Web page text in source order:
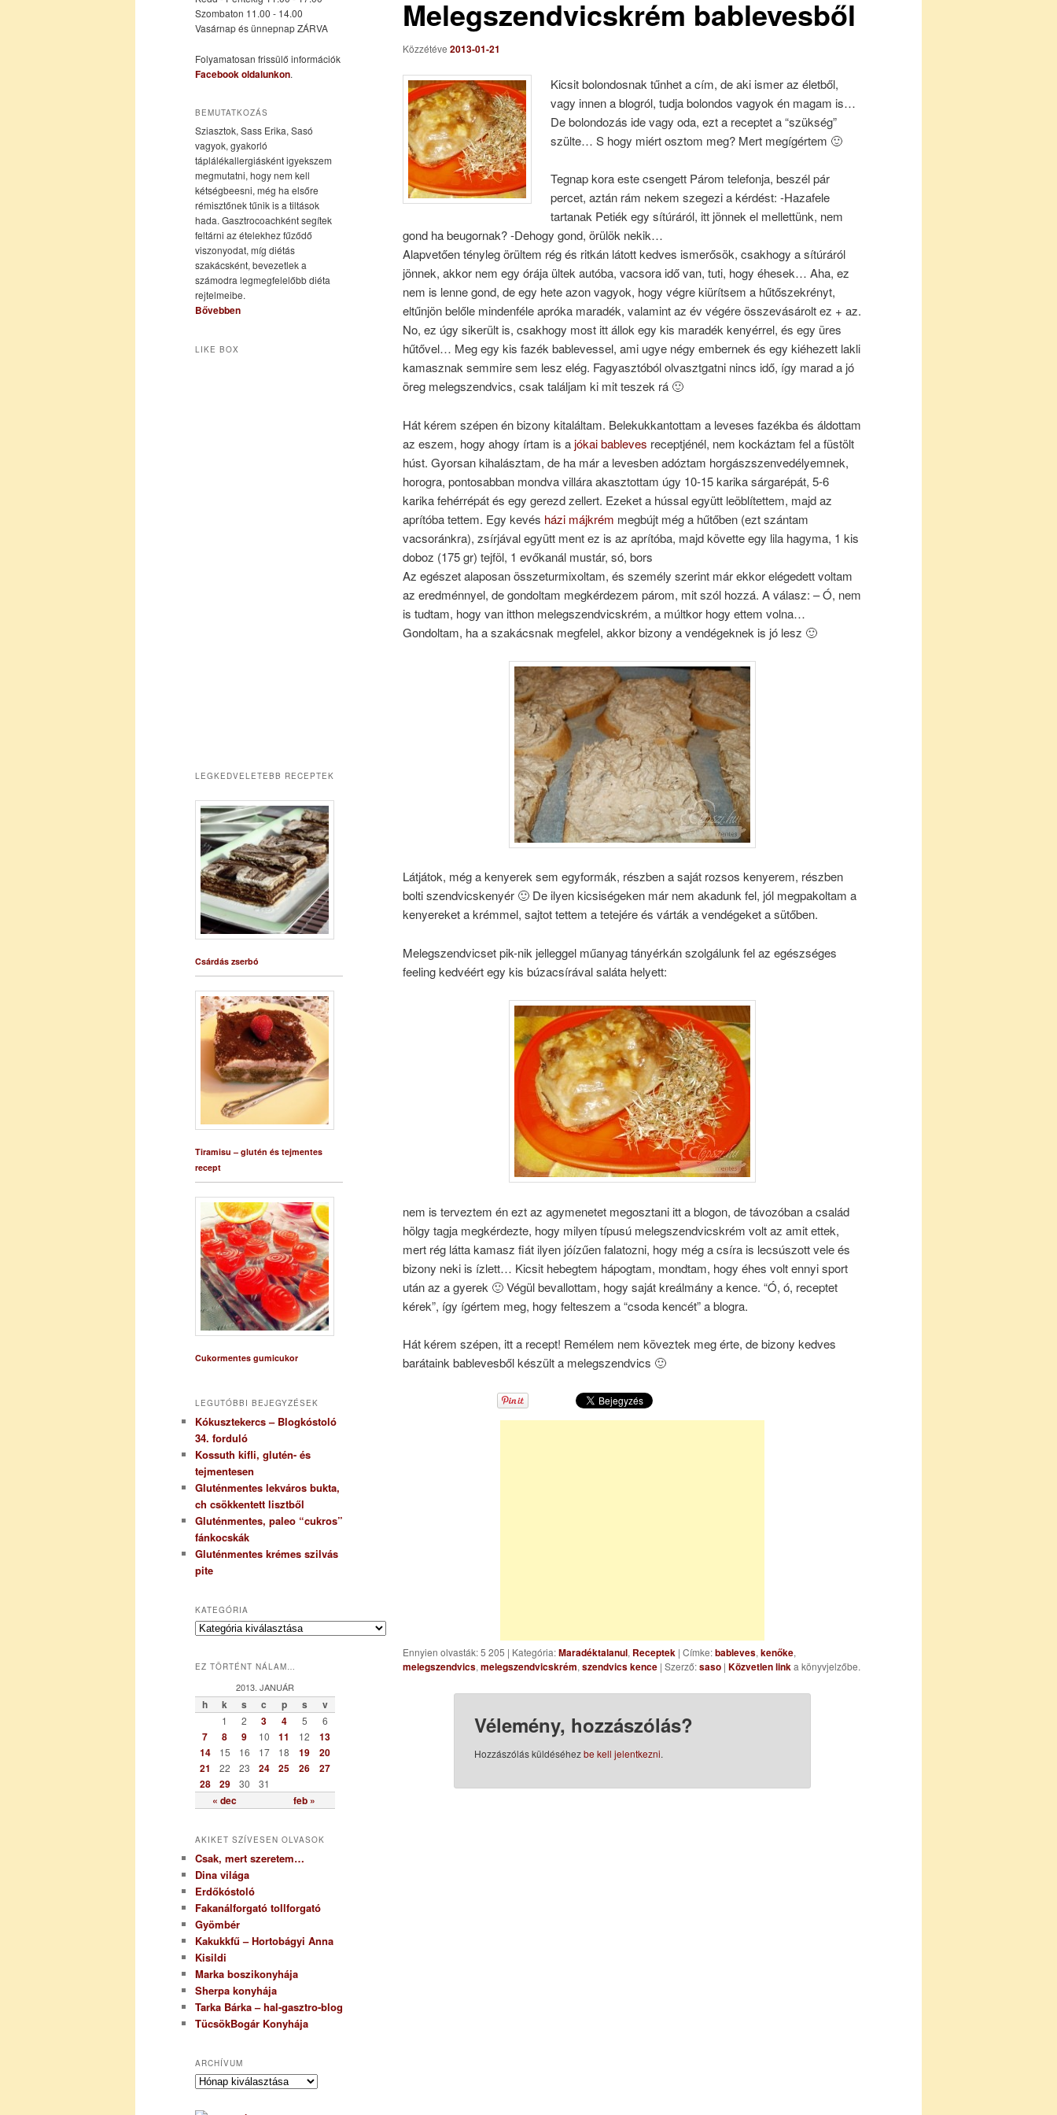
tartalomra
tartalomra Melegszendvicskrém bablevesből
Közzétéve 2013-01-21
Kicsit bolondosnak tűnhet a cím, de aki ismer az életből,
vagy innen a blogról, tudja bolondos vagyok én magam is…
De bolondozás ide vagy oda, ezt a receptet a “szükség”
szülte… S hogy miért osztom meg? Mert megígértem 🙂
Tegnap kora este csengett Párom telefonja, beszél pár
percet, aztán rám nekem szegezi a kérdést: -Hazafele
tartanak Petiék egy sítúráról, itt jönnek el mellettünk, nem
gond ha beugornak? -Dehogy gond, örülök nekik…
Alapvetően tényleg örültem rég és ritkán látott kedves ismerősök, csakhogy a sítúráról
jönnek, akkor nem egy órája ültek autóba, vacsora idő van, tuti, hogy éhesek… Aha, ez
nem is lenne gond, de egy hete azon vagyok, hogy végre kiürítsem a hűtőszekrényt,
eltűnjön belőle mindenféle apróka maradék, valamint az év végére összevásárolt ez + az.
No, ez úgy sikerült is, csakhogy most itt állok egy kis maradék kenyérrel, és egy üres
hűtővel… Meg egy kis fazék bablevessel, ami ugye négy embernek és egy kiéhezett lakli
kamasznak semmire sem lesz elég. Fagyasztóból olvasztgatni nincs idő, így marad a jó
öreg melegszendvics, csak találjam ki mit teszek rá 🙂
Hát kérem szépen én bizony kitaláltam. Belekukkantottam a leveses fazékba és áldottam
az eszem, hogy ahogy írtam is ajókai bableves receptjénél, nem kockáztam fel a füstölt
húst. Gyorsan kihalásztam, de ha már a levesben adóztam horgászszenvedélyemnek,
horogra, pontosabban mondva villára akasztottam úgy 10-15 karika sárgarépát, 5-6
karika fehérrépát és egy gerezd zellert. Ezeket a hússal együtt leöblítettem, majd az
aprítóba tettem. Egy kevés házi májkrém megbújt még a hűtőben (ezt szántam
vacsoránkra), zsírjával együtt ment ez is az aprítóba, majd követte egy lila hagyma, 1 kis
doboz (175 gr) tejföl, 1 evőkanál mustár, só, bors
Az egészet alaposan összeturmixoltam, és személy szerint már ekkor elégedett voltam
az eredménnyel, de gondoltam megkérdezem párom, mit szól hozzá. A válasz: – Ó, nem
is tudtam, hogy van itthon melegszendvicskrém, a múltkor hogy ettem volna…
Gondoltam, ha a szakácsnak megfelel, akkor bizony a vendégeknek is jó lesz 🙂
Látjátok, még a kenyerek sem egyformák, részben a saját rozsos kenyerem, részben
bolti szendvicskenyér 🙂 De ilyen kicsiségeken már nem akadunk fel, jól megpakoltam a
kenyereket a krémmel, sajtot tettem a tetejére és várták a vendégeket a sütőben.
Melegszendvicset pik-nik jelleggel műanyag tányérkán szolgálunk fel az egészséges
feeling kedvéért egy kis búzacsírával saláta helyett:
nem is terveztem én ezt az agymenetet megosztani itt a blogon, de távozóban a család
hölgy tagja megkérdezte, hogy milyen típusú melegszendvicskrém volt az amit ettek,
mert rég látta kamasz fiát ilyen jóízűen falatozni, hogy még a csíra is lecsúszott vele és
bizony neki is ízlett… Kicsit hebegtem hápogtam, mondtam, hogy éhes volt ennyi sport
után az a gyerek 🙂 Végül bevallottam, hogy saját kreálmány a kence. “Ó, ó, receptet
kérek”, így ígértem meg, hogy felteszem a “csoda kencét” a blogra.
Hát kérem szépen, itt a recept! Remélem nem köveztek meg érte, de bizony kedves
barátaink bablevesből készült a melegszendvics 🙂
Ennyien olvasták: 5 205 | Kategória:Maradéktalanul, Receptek | Címke:bableves, kenőke,
melegszendvics, melegszendvicskrém, szendvics kence | Szerző:saso | Közvetlen linka könyvjelzőbe.
Vélemény, hozzászólás?
Hozzászólás küldéséhezbe kell jelentkezni.
Szombaton 11.00 - 14.00
Vasárnap és ünnepnap ZÁRVA
Folyamatosan frissülő információk
Facebook oldalunkon.
BEMUTATKOZÁS
Sziasztok, Sass Erika, Sasó
vagyok, gyakorló
táplálékallergiásként igyekszem
megmutatni, hogy nem kell
kétségbeesni, még ha elsőre
rémisztőnek tűnik is a tiltások
hada. Gasztrocoachként segítek
feltárni az ételekhez fűződő
viszonyodat, míg diétás
szakácsként, bevezetlek a
számodra legmegfelelőbb diéta
rejtelmeibe.
Bővebben
LIKE BOX
LEGKEDVELETEBB RECEPTEK
Csárdás zserbó
Tiramisu – glutén és tejmentes
recept
Cukormentes gumicukor
LEGUTÓBBI BEJEGYZÉSEK
Kókusztekercs – Blogkóstoló
34. forduló
Kossuth kifli, glutén- és
tejmentesen
Gluténmentes lekváros bukta,
ch csökkentett lisztből
Gluténmentes, paleo “cukros”
fánkocskák
Gluténmentes krémes szilvás
pite
KATEGÓRIA
K
e
r
EZ TÖRTÉNT NÁLAM…
2013. JANUÁR
h k s c p s v
« dec feb »
1 2 3 4 5 6
7 8 9 10 11 12
13
14
15 16 17 18 19
20
21
22 23 24 25 26
27
28
29 30 31
AKIKET SZÍVESEN OLVASOK
Csak, mert szeretem…
Dina világa
Erdőkóstoló
Fakanálforgató tollforgató
Gyömbér
Kakukkfű – Hortobágyi Anna
Kisildi
Marka boszikonyhája
Sherpa konyhája
Tarka Bárka – hal-gasztro-blog
TücsökBogár Konyhája
ARCHÍVUM
A
c